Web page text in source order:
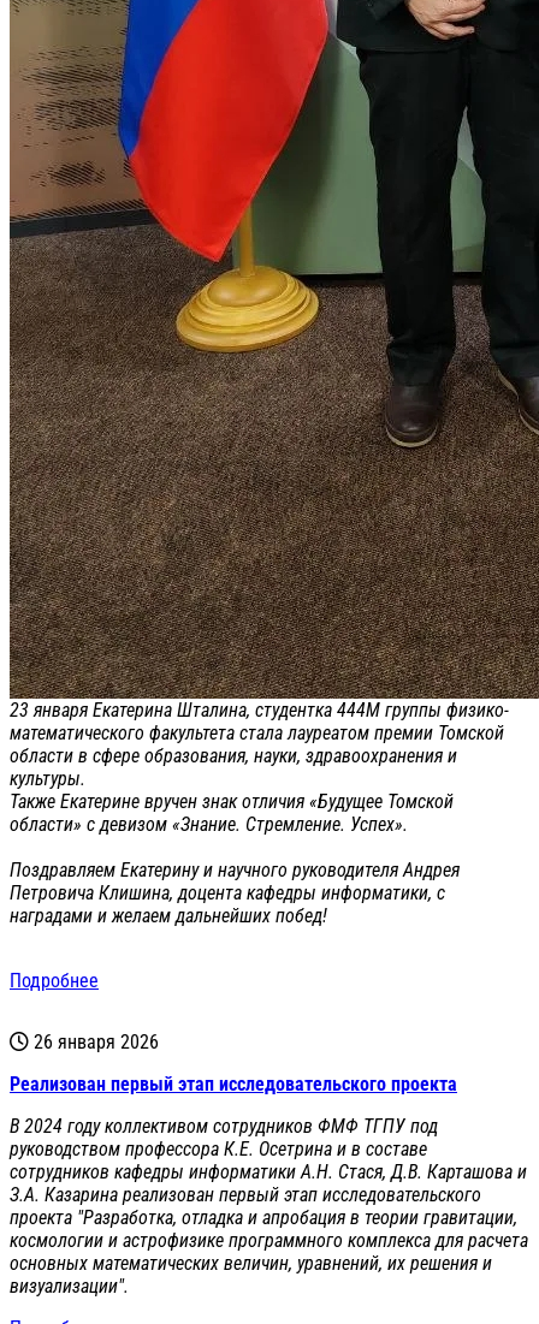
23 января Екатерина Шталина, студентка 444М группы физико-
математического факультета стала лауреатом премии Томской
области в сфере образования, науки, здравоохранения и
культуры.
Также Екатерине вручен знак отличия «Будущее Томской
области» с девизом «Знание. Стремление. Успех».
Поздравляем Екатерину и научного руководителя Андрея
Петровича Клишина, доцента кафедры информатики, с
наградами и желаем дальнейших побед!
Подробнее
26 января 2026
Реализован первый этап исследовательского проекта
В 2024 году коллективом сотрудников ФМФ ТГПУ под
руководством профессора К.Е. Осетрина и в составе
сотрудников кафедры информатики А.Н. Стася, Д.В. Карташова и
З.А. Казарина реализован первый этап исследовательского
проекта "Разработка, отладка и апробация в теории гравитации,
космологии и астрофизике программного комплекса для расчета
основных математических величин, уравнений, их решения и
визуализации".